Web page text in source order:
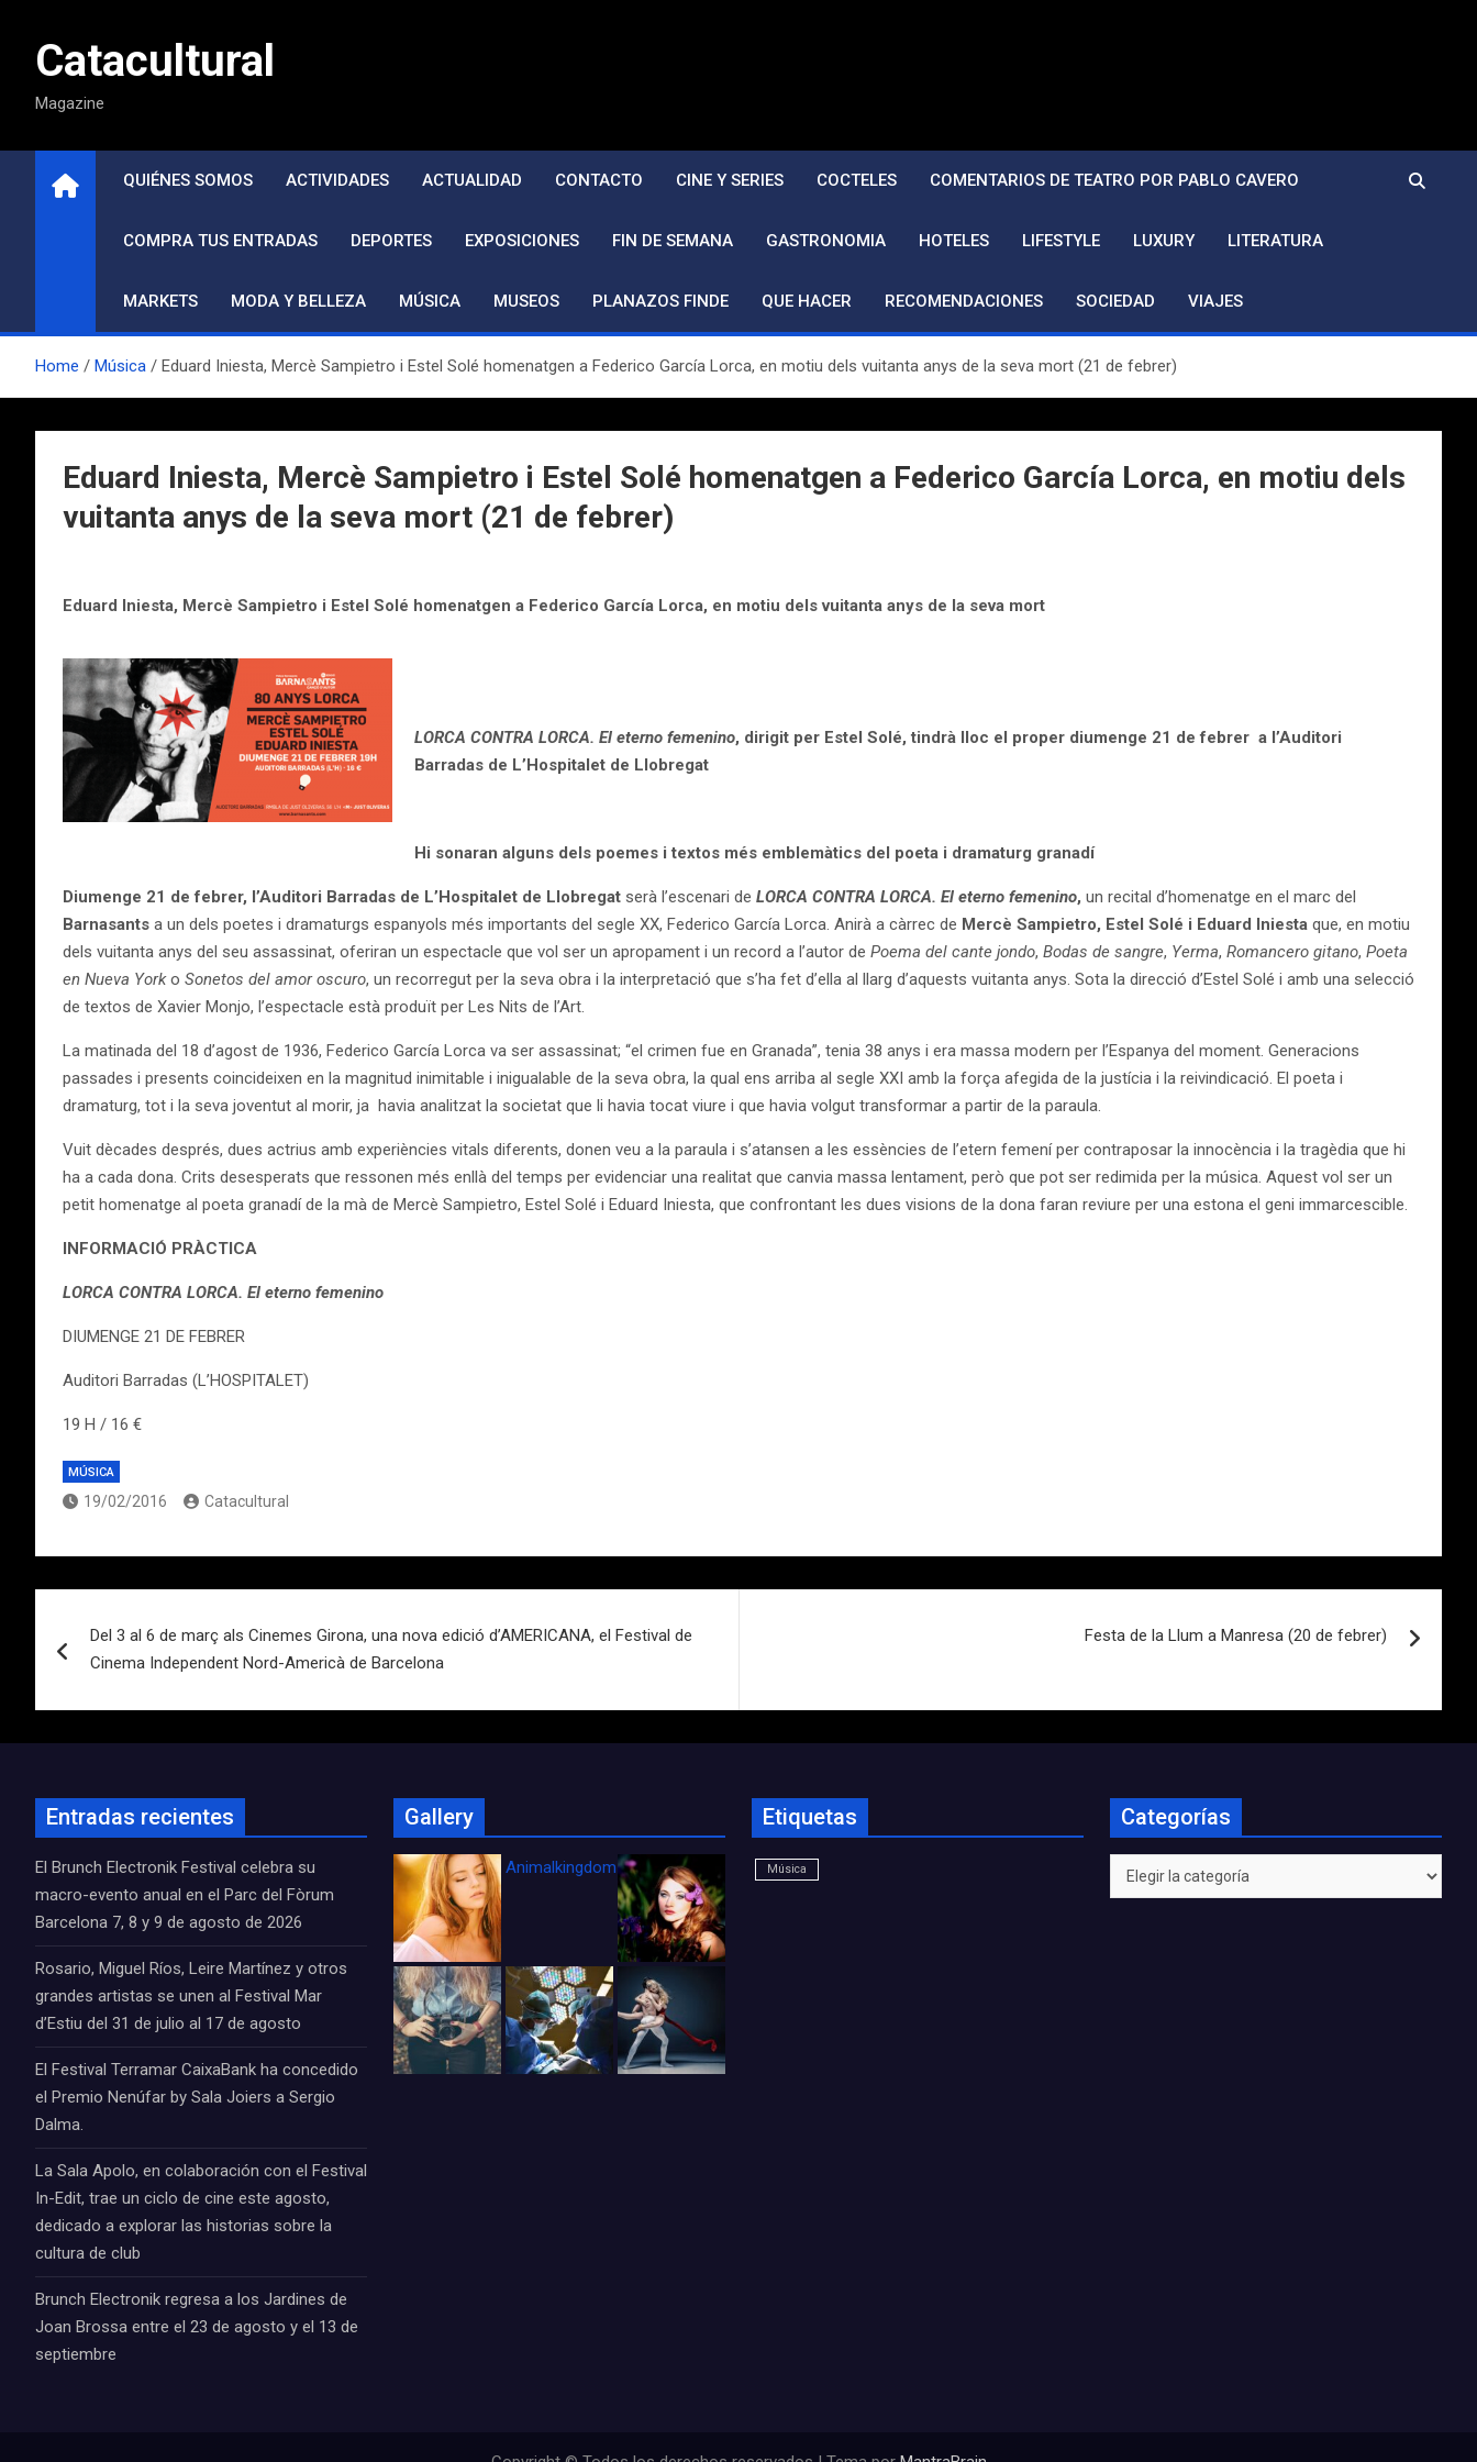
contenidoCatacultural
Magazine
QUIÉNES SOMOS ACTIVIDADES ACTUALIDAD CONTACTO CINE Y SERIES COCTELES COMENTARIOS DE TEATRO POR PABLO CAVERO
COMPRA TUS ENTRADAS DEPORTES EXPOSICIONES FIN DE SEMANA GASTRONOMIA HOTELES LIFESTYLE LUXURY LITERATURA
MARKETS MODA Y BELLEZA MÚSICA MUSEOS PLANAZOS FINDE QUE HACER RECOMENDACIONES SOCIEDAD VIAJES
Home Música Eduard Iniesta, Mercè Sampietro i Estel Solé homenatgen a Federico García Lorca, en motiu dels vuitanta anys de la seva mort (21 de febrer)
Eduard Iniesta, Mercè Sampietro i Estel Solé homenatgen a Federico García Lorca, en motiu dels
vuitanta anys de la seva mort (21 de febrer)
Eduard Iniesta, Mercè Sampietro i Estel Solé homenatgen a Federico García Lorca, en motiu dels vuitanta anys de la seva mort
LORCA CONTRA LORCA. El eterno femenino, dirigit per Estel Solé, tindrà lloc el proper diumenge 21 de febrer a l’Auditori
Barradas de L’Hospitalet de Llobregat
Hi sonaran alguns dels poemes i textos més emblemàtics del poeta i dramaturg granadí
Diumenge 21 de febrer, l’Auditori Barradas de L’Hospitalet de Llobregat serà l’escenari de LORCA CONTRA LORCA. El eterno femenino, un recital d’homenatge en el marc del
Barnasants a un dels poetes i dramaturgs espanyols més importants del segle XX, Federico García Lorca. Anirà a càrrec de Mercè Sampietro, Estel Solé i Eduard Iniesta que, en motiu
dels vuitanta anys del seu assassinat, oferiran un espectacle que vol ser un apropament i un record a l’autor de Poema del cante jondo, Bodas de sangre, Yerma, Romancero gitano, Poeta
en Nueva Yorko Sonetos del amor oscuro, un recorregut per la seva obra i la interpretació que s’ha fet d’ella al llarg d’aquests vuitanta anys. Sota la direcció d’Estel Solé i amb una selecció
de textos de Xavier Monjo, l’espectacle està produït per Les Nits de l’Art.
La matinada del 18 d’agost de 1936, Federico García Lorca va ser assassinat; “el crimen fue en Granada”, tenia 38 anys i era massa modern per l’Espanya del moment. Generacions
passades i presents coincideixen en la magnitud inimitable i inigualable de la seva obra, la qual ens arriba al segle XXI amb la força afegida de la justícia i la reivindicació. El poeta i
dramaturg, tot i la seva joventut al morir, ja havia analitzat la societat que li havia tocat viure i que havia volgut transformar a partir de la paraula.
Vuit dècades després, dues actrius amb experiències vitals diferents, donen veu a la paraula i s’atansen a les essències de l’etern femení per contraposar la innocència i la tragèdia que hi
ha a cada dona. Crits desesperats que ressonen més enllà del temps per evidenciar una realitat que canvia massa lentament, però que pot ser redimida per la música. Aquest vol ser un
petit homenatge al poeta granadí de la mà de Mercè Sampietro, Estel Solé i Eduard Iniesta, que confrontant les dues visions de la dona faran reviure per una estona el geni immarcescible.
INFORMACIÓ PRÀCTICA
LORCA CONTRA LORCA. El eterno femenino
DIUMENGE 21 DE FEBRER
Auditori Barradas (L’HOSPITALET)
19 H / 16 €
MÚSICA
19/02/2016 Catacultural
de
entradas
Del 3 al 6 de març als Cinemes Girona, una nova edició d’AMERICANA, el Festival de
Cinema Independent Nord-Americà de Barcelona
Festa de la Llum a Manresa (20 de febrer)
Entradas recientes
El Brunch Electronik Festival celebra su
macro-evento anual en el Parc del Fòrum
Barcelona 7, 8 y 9 de agosto de 2026
Rosario, Miguel Ríos, Leire Martínez y otros
grandes artistas se unen al Festival Mar
d’Estiu del 31 de julio al 17 de agosto
El Festival Terramar CaixaBank ha concedido
el Premio Nenúfar by Sala Joiers a Sergio
Dalma.
La Sala Apolo, en colaboración con el Festival
In-Edit, trae un ciclo de cine este agosto,
dedicado a explorar las historias sobre la
cultura de club
Brunch Electronik regresa a los Jardines de
Joan Brossa entre el 23 de agosto y el 13 de
septiembre
Gallery
Animalkingdom_FichaCine
Etiquetas
Música
Categorías
Categorías